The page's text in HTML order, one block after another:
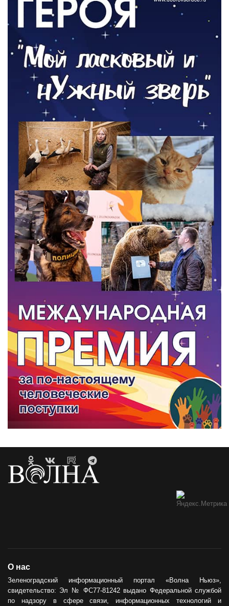
Новый настил на экотропе
05.08.2026
О нас
Зеленоградский информационный портал «Волна Ньюз»,
свидетельство: Эл № ФС77-81242 выдано Федеральной службой
по надзору в сфере связи, информационных технологий и